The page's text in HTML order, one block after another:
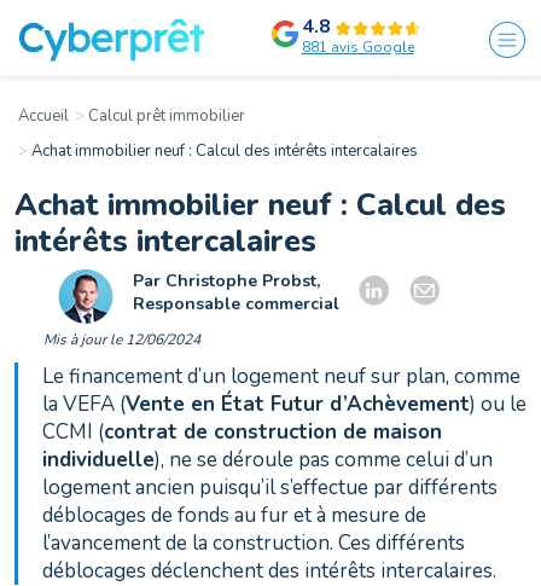
4.8
881 avis Google
Accueil
Calcul prêt immobilier
Achat immobilier neuf : Calcul des intérêts intercalaires
Achat immobilier neuf : Calcul des
intérêts intercalaires
Par Christophe Probst,
Responsable commercial
Mis à jour le 12/06/2024
Le financement d’un logement neuf sur plan, comme
la VEFA (Vente en État Futur d’Achèvement) ou le
CCMI (contrat de construction de maison
individuelle), ne se déroule pas comme celui d’un
logement ancien puisqu’il s’effectue par différents
déblocages de fonds au fur et à mesure de
l’avancement de la construction. Ces différents
déblocages déclenchent des intérêts intercalaires.